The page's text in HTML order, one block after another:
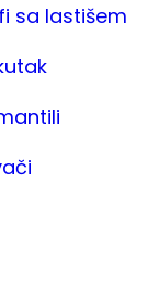
sa lastišem